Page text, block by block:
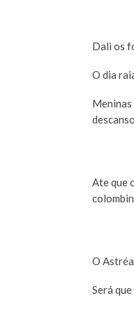
Dali os
O dia
Meninas
Ate que
O
Será